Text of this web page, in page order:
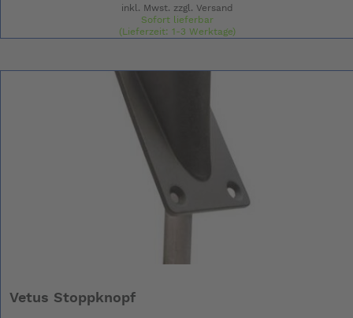
inkl. Mwst. zzgl. Versand
Sofort lieferbar
(Lieferzeit: 1-3 Werktage)
Vetus Stoppknopf